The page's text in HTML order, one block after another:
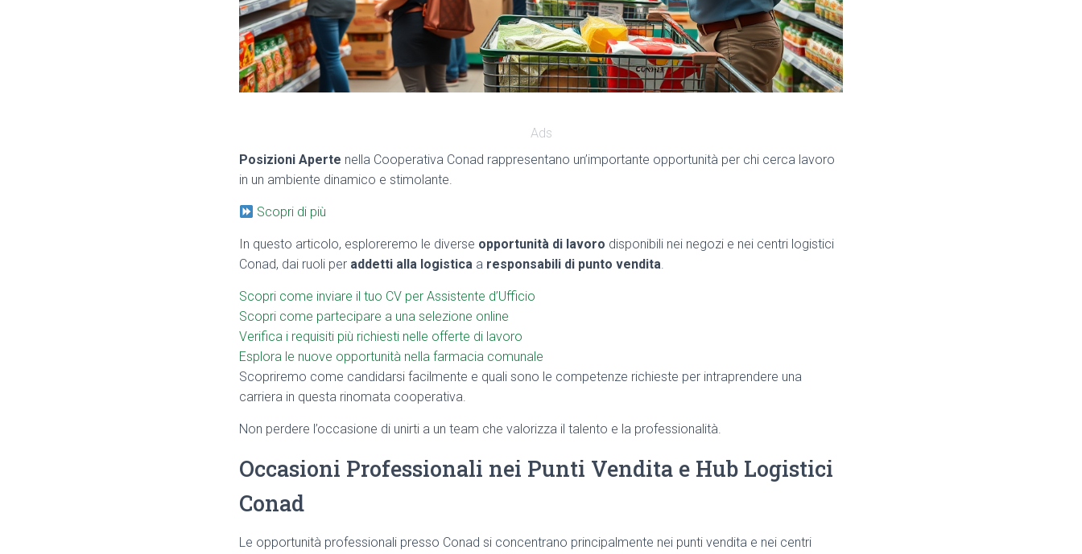
Ads
Posizioni Aperte nella Cooperativa Conad rappresentano un’importante opportunità per chi cerca lavoro
in un ambiente dinamico e stimolante.
Scopri di più
In questo articolo, esploreremo le diverse opportunità di lavoro disponibili nei negozi e nei centri logistici
Conad, dai ruoli per addetti alla logistica a responsabili di punto vendita.
Scopri come inviare il tuo CV per Assistente d’Ufficio
Scopri come partecipare a una selezione online
Verifica i requisiti più richiesti nelle offerte di lavoro
Esplora le nuove opportunità nella farmacia comunale
Scopriremo come candidarsi facilmente e quali sono le competenze richieste per intraprendere una
carriera in questa rinomata cooperativa.
Non perdere l’occasione di unirti a un team che valorizza il talento e la professionalità.
Occasioni Professionali nei Punti Vendita e Hub Logistici
Conad
Le opportunità professionali presso Conad si concentrano principalmente nei punti vendita e nei centri